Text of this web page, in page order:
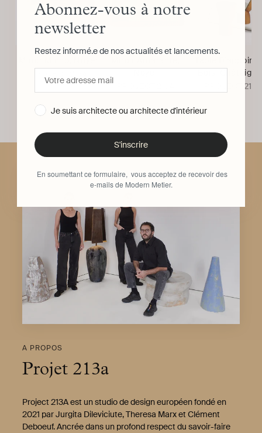
Table D'appoint
Bois,
PROJECT 213A
A PROPOS
Projet 213a
Project 213A est un studio de design européen fondé en
2021 par Jurgita Dileviciute, Theresa Marx et Clément
Deboeuf. Ancrée dans un profond respect du savoir-faire
Abonnez-vous à notre
newsletter
Restez informé.e de nos actualités et lancements.
Je suis architecte ou architecte d'intérieur
S'inscrire
En soumettant ce formulaire, vous acceptez de recevoir des
e-mails de Modern Metier.